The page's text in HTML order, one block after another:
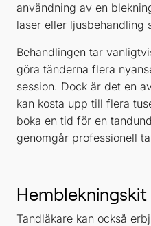
användning av en
laser eller ljusbehandling
Behandlingen tar
göra tänderna flera
session. Dock är det en
kan kosta upp till flera
boka en tid för en
genomgår professionell
Tandläkare kan också